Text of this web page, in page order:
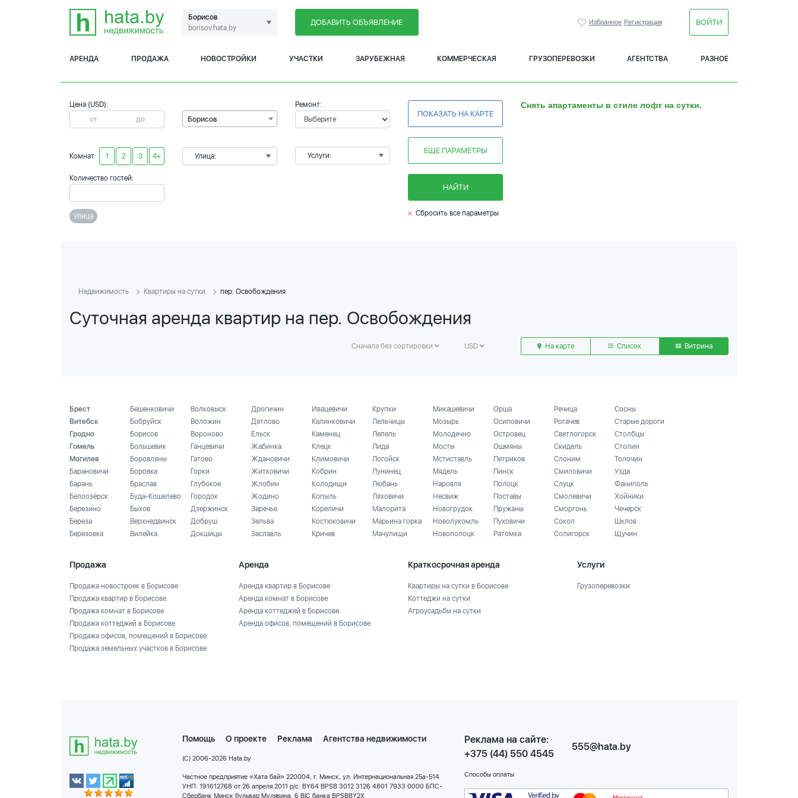
Борисов
borisov.hata.by
ДОБАВИТЬ ОБЪЯВЛЕНИЕ Избранное Регистрация ВОЙТИ
АРЕНДА ПРОДАЖА НОВОСТРОЙКИ УЧАСТКИ ЗАРУБЕЖНАЯ КОММЕРЧЕСКАЯ ГРУЗОПЕРЕВОЗКИ АГЕНТСТВА РАЗНОЕ
Цена (USD):
Комнат: 1 2 3 4+
Количество гостей:
Борисов
Улица:
Ремонт:
Услуги:
ПОКАЗАТЬ НА КАРТЕ
ЕЩЕ ПАРАМЕТРЫ
НАЙТИ
Снять апартаменты в стиле лофт на сутки.
Улица Сбросить все параметры
Недвижимость Квартиры на сутки пер. Освобождения
Суточная аренда квартир на пер. Освобождения
Сначала без сортировки USD На карте Список Витрина
Брест
Витебск
Гродно
Гомель
Могилев
Барановичи
Барань
Белоозёрск
Березино
Береза
Березовка
Бешенковичи
Бобруйск
Борисов
Большевик
Боровляны
Боровка
Браслав
Буда-Кошелево
Быхов
Верхнедвинск
Вилейка
Волковыск
Воложин
Вороново
Ганцевичи
Гатово
Горки
Глубокое
Городок
Дзержинск
Добруш
Докшицы
Дрогичин
Дятлово
Ельск
Жабинка
Ждановичи
Житковичи
Жлобин
Жодино
Заречье
Зельва
Заславль
Ивацевичи
Калинковичи
Каменец
Клецк
Климовичи
Кобрин
Колодищи
Копыль
Кореличи
Костюковичи
Кричев
Крупки
Лельчицы
Лепель
Лида
Логойск
Лунинец
Любань
Ляховичи
Малорита
Марьина горка
Мачулищи
Микашевичи
Мозырь
Молодечно
Мосты
Мстиставль
Мядель
Наровля
Несвиж
Новогрудок
Новолукомль
Новополоцк
Орша
Осиповичи
Островец
Ошмяны
Петриков
Пинск
Полоцк
Поставы
Пружаны
Пуховичи
Ратомка
Речица
Рогачев
Светлогорск
Скидель
Слоним
Смиловичи
Слуцк
Смолевичи
Сморгонь
Сокол
Солигорск
Сосны
Старые дороги
Столбцы
Столин
Толочин
Узда
Фаниполь
Хойники
Чечерск
Шклов
Щучин
Продажа
Продажа новостроек в Борисове
Продажа квартир в Борисове
Продажа комнат в Борисове
Продажа коттеджей в Борисове
Продажа офисов, помещений в Борисове
Продажа земельных участков в Борисове
Аренда
Аренда квартир в Борисове
Аренда комнат в Борисове
Аренда коттеджей в Борисове
Аренда офисов, помещений в Борисове
Краткосрочная аренда
Квартиры на сутки в Борисове
Коттеджи на сутки
Агроусадьбы на сутки
Услуги
Грузоперевозки
Помощь О проекте Реклама Агентства недвижимости
(C) 2006-2026 Hata.by
Частное предприятие «Хата бай» 220004, г. Минск, ул. Интернациональная 25а-514
УНП: 191612768 от 26 апреля 2011 р/с: BY64 BPSB 3012 3126 4801 7933 0000 БПС-
Сбербанк Минск бульвар Мулявина, 6 BIC банка BPSBBY2X
Реклама на сайте:
+375 (44) 550 4545
555@hata.by
Способы оплаты